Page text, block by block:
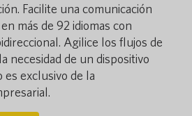
Facilite una comunicación
más de 92 idiomas con
Agilice los flujos de
necesidad de un dispositivo
es exclusivo de la